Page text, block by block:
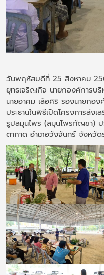
วันพฤหัสบดีที่ 25 สิงหาคม
ยุทธเจริญกิจ นายกองค์การบริ
นายอาคม เสือศิริ รองนายกอ
ประธานในพิธีเปิดโครงการส่งเ
รูปสมุนไพร (สมุนไพรกัญชา)
ตากาด อำเภอวังจันทร์ จังหวัด